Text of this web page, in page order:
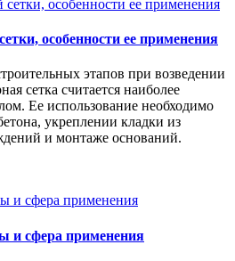
особенности ее применения
этапов при возведении
сетка считается наиболее
Ее использование необходимо
укреплении кладки из
и монтаже оснований.
и сфера применения